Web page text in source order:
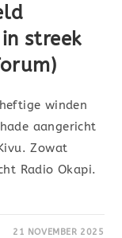
streek
winden
aangericht
Zowat
Radio Okapi.
21 NOVEMBER 2025